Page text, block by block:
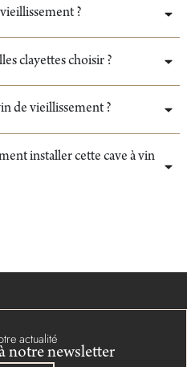
?
clayettes choisir ?
de vieillissement ?
installer cette cave à vin
actualité
notre newsletter